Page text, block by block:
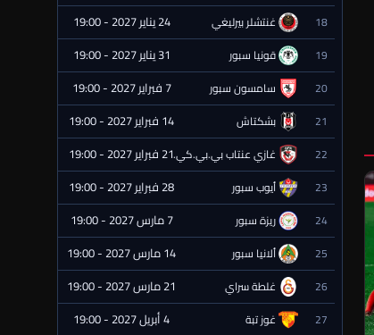
18 غنتشلر بيرليغي 24 يناير 2027 - 19:00
19 قونيا سبور 31 يناير 2027 - 19:00
20 سامسون سبور 7 فبراير 2027 - 19:00
21 بشكتاش 14 فبراير 2027 - 19:00
22 غازي عنتاب بي.بي.كي.21 فبراير 2027 - 19:00
23 أيوب سبور 28 فبراير 2027 - 19:00
24 ريزة سبور 7 مارس 2027 - 19:00
25 ألانيا سبور 14 مارس 2027 - 19:00
26 غلطة سراي 21 مارس 2027 - 19:00
27 غوز تبة 4 أبريل 2027 - 19:00